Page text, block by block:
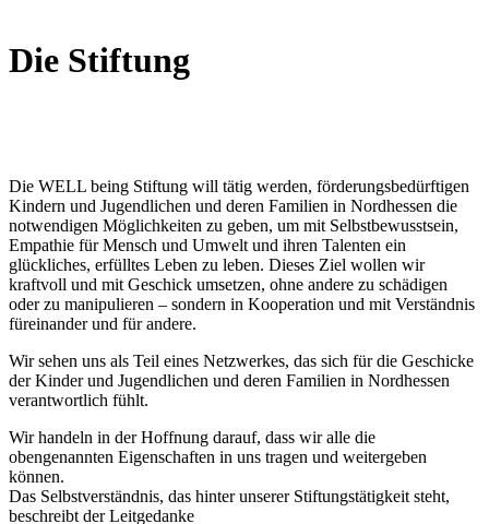
Die Stiftung
Die WELL being Stiftung will tätig werden, förderungsbedürftigen
Kindern und Jugendlichen und deren Familien in Nordhessen die
notwendigen Möglichkeiten zu geben, um mit Selbstbewusstsein,
Empathie für Mensch und Umwelt und ihren Talenten ein
glückliches, erfülltes Leben zu leben. Dieses Ziel wollen wir
kraftvoll und mit Geschick umsetzen, ohne andere zu schädigen
oder zu manipulieren – sondern in Kooperation und mit Verständnis
füreinander und für andere.
Wir sehen uns als Teil eines Netzwerkes, das sich für die Geschicke
der Kinder und Jugendlichen und deren Familien in Nordhessen
verantwortlich fühlt.
Wir handeln in der Hoffnung darauf, dass wir alle die
obengenannten Eigenschaften in uns tragen und weitergeben
können.
Das Selbstverständnis, das hinter unserer Stiftungstätigkeit steht,
beschreibt der Leitgedanke